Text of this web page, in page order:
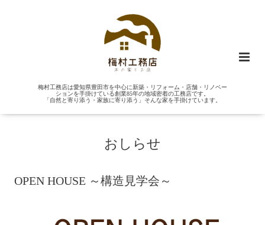
梅村工務店は愛知県豊田市を中心に新築・リフォーム・店舗・リノベー
ションを手掛けている創業85年の地域密着の工務店です。
「自然と寄り添う・家族に寄り添う」そんな家を手掛けています。
おしらせ
OPEN HOUSE ～構造見学会～